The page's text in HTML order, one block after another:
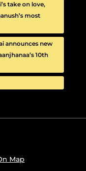
take on love,
most
announces new
10th
Map